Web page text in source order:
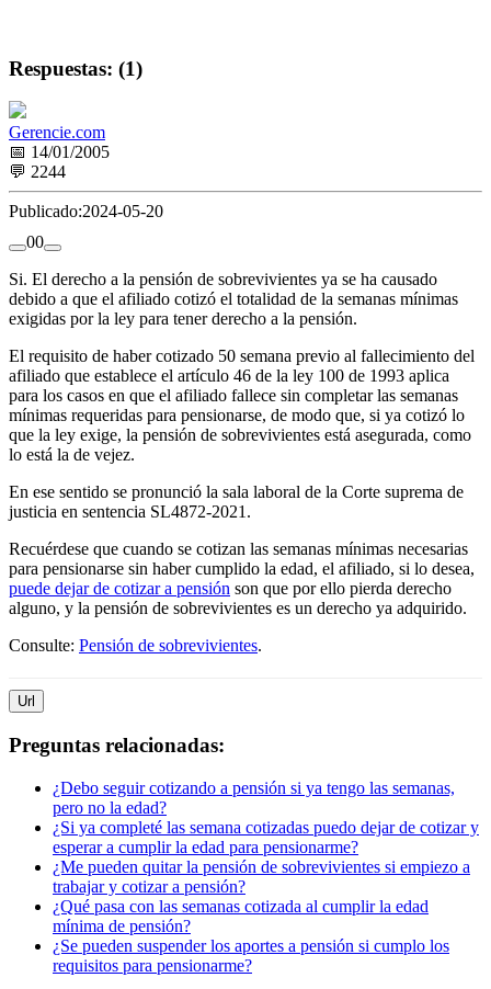
Respuestas: (1)
Gerencie.com
📅 14/01/2005
💬 2244
Publicado:2024-05-20
00
Si. El derecho a la pensión de sobrevivientes ya se ha causado
debido a que el afiliado cotizó el totalidad de la semanas mínimas
exigidas por la ley para tener derecho a la pensión.
El requisito de haber cotizado 50 semana previo al fallecimiento del
afiliado que establece el artículo 46 de la ley 100 de 1993 aplica
para los casos en que el afiliado fallece sin completar las semanas
mínimas requeridas para pensionarse, de modo que, si ya cotizó lo
que la ley exige, la pensión de sobrevivientes está asegurada, como
lo está la de vejez.
En ese sentido se pronunció la sala laboral de la Corte suprema de
justicia en sentencia SL4872-2021.
Recuérdese que cuando se cotizan las semanas mínimas necesarias
para pensionarse sin haber cumplido la edad, el afiliado, si lo desea,
puede dejar de cotizar a pensión son que por ello pierda derecho
alguno, y la pensión de sobrevivientes es un derecho ya adquirido.
Consulte: Pensión de sobrevivientes.
Url
Preguntas relacionadas:
¿Debo seguir cotizando a pensión si ya tengo las semanas,
pero no la edad?
¿Si ya completé las semana cotizadas puedo dejar de cotizar y
esperar a cumplir la edad para pensionarme?
¿Me pueden quitar la pensión de sobrevivientes si empiezo a
trabajar y cotizar a pensión?
¿Qué pasa con las semanas cotizada al cumplir la edad
mínima de pensión?
¿Se pueden suspender los aportes a pensión si cumplo los
requisitos para pensionarme?